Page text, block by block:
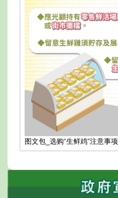
图文包_选购“生鲜鸡”注意事项